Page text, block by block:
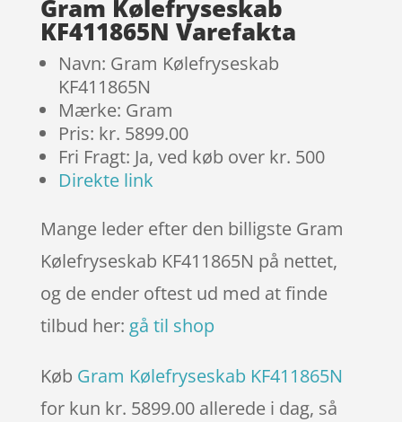
er
Gram Kølefryseskab
KF411865N Varefakta
Navn: Gram Kølefryseskab
KF411865N
Mærke: Gram
Pris: kr. 5899.00
Fri Fragt: Ja, ved køb over kr. 500
Direkte link
Mange leder efter den billigste Gram
Kølefryseskab KF411865N på nettet,
og de ender oftest ud med at finde
tilbud her: gå til shop
Køb Gram Kølefryseskab KF411865N
for kun kr. 5899.00 allerede i dag, så